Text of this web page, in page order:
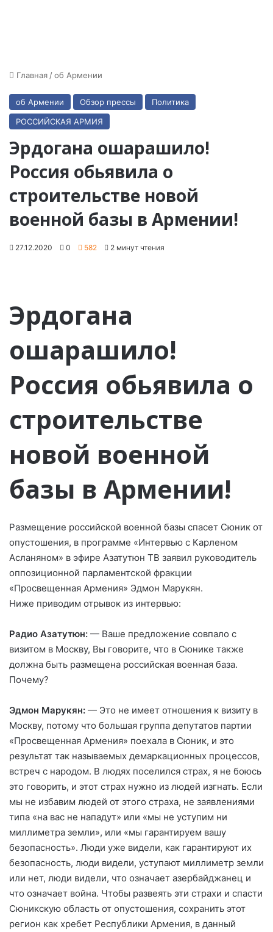
Главная /об Армении
об Армении Обзор прессы
Политика
РОССИЙСКАЯ АРМИЯ
Эрдогана ошарашило!
Россия обьявила о
строительстве новой
военной базы в Армении!
27.12.2020 0 582 2 минут чтения
Эрдогана
ошарашило!
Россия обьявила о
строительстве
новой военной
базы в Армении!
Размещение российской военной базы спасет Сюник от
опустошения, в программе «Интервью с Карленом
Асланяном» в эфире Азатутюн ТВ заявил руководитель
оппозиционной парламентской фракции
«Просвещенная Армения» Эдмон Марукян.
Ниже приводим отрывок из интервью:
Радио Азатутюн: — Ваше предложение совпало с
визитом в Москву, Вы говорите, что в Сюнике также
должна быть размещена российская военная база.
Почему?
Эдмон Марукян: — Это не имеет отношения к визиту в
Москву, потому что большая группа депутатов партии
«Просвещенная Армения» поехала в Сюник, и это
результат так называемых демаркационных процессов,
встреч с народом. В людях поселился страх, я не боюсь
это говорить, и этот страх нужно из людей изгнать. Если
мы не избавим людей от этого страха, не заявлениями
типа «на вас не нападут» или «мы не уступим ни
миллиметра земли», или «мы гарантируем вашу
безопасность». Люди уже видели, как гарантируют их
безопасность, люди видели, уступают миллиметр земли
или нет, люди видели, что означает азербайджанец и
что означает война. Чтобы развеять эти страхи и спасти
Сюникскую область от опустошения, сохранить этот
регион как хребет Республики Армения, в данный